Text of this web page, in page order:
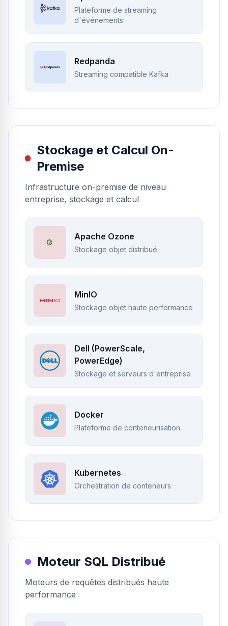
Plateforme de streaming
d'événements
Redpanda
Streaming compatible Kafka
Stockage et Calcul On-
Premise
Infrastructure on-premise de niveau
entreprise, stockage et calcul
Apache Ozone
Stockage objet distribué
MinIO
Stockage objet haute performance
Dell (PowerScale,
PowerEdge)
Stockage et serveurs d'entreprise
Docker
Plateforme de conteneurisation
Kubernetes
Orchestration de conteneurs
Moteur SQL Distribué
Moteurs de requêtes distribués haute
performance